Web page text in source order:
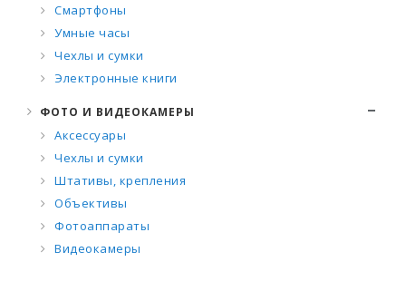
Смартфоны
Умные часы
Чехлы и сумки
Электронные книги
ФОТО И ВИДЕОКАМЕРЫ
Аксессуары
Чехлы и сумки
Штативы, крепления
Объективы
Фотоаппараты
Видеокамеры